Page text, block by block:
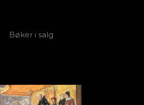
Bøker i salg